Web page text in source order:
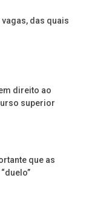
das quais
direito ao
superior
que as